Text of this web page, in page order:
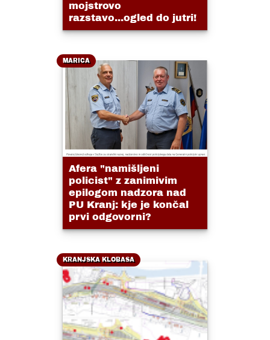
mojstrovo
razstavo...ogled do jutri!
MARICA
Afera "namišljeni
policist" z zanimivim
epilogom nadzora nad
PU Kranj: kje je končal
prvi odgovorni?
KRANJSKA KLOBASA